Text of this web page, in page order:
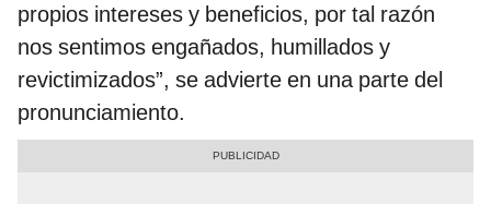
propios intereses y beneficios, por tal razón
nos sentimos engañados, humillados y
revictimizados”, se advierte en una parte del
pronunciamiento.